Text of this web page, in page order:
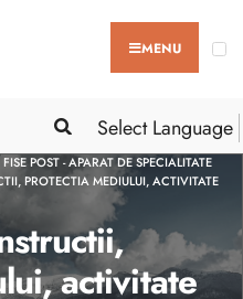
MENU
Select Language
FISE POST - APARAT DE SPECIALITATE
PROTECTIA MEDIULUI, ACTIVITATE
activitate